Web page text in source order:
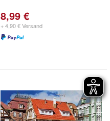
8,99 €
+ 4,90 € Versand